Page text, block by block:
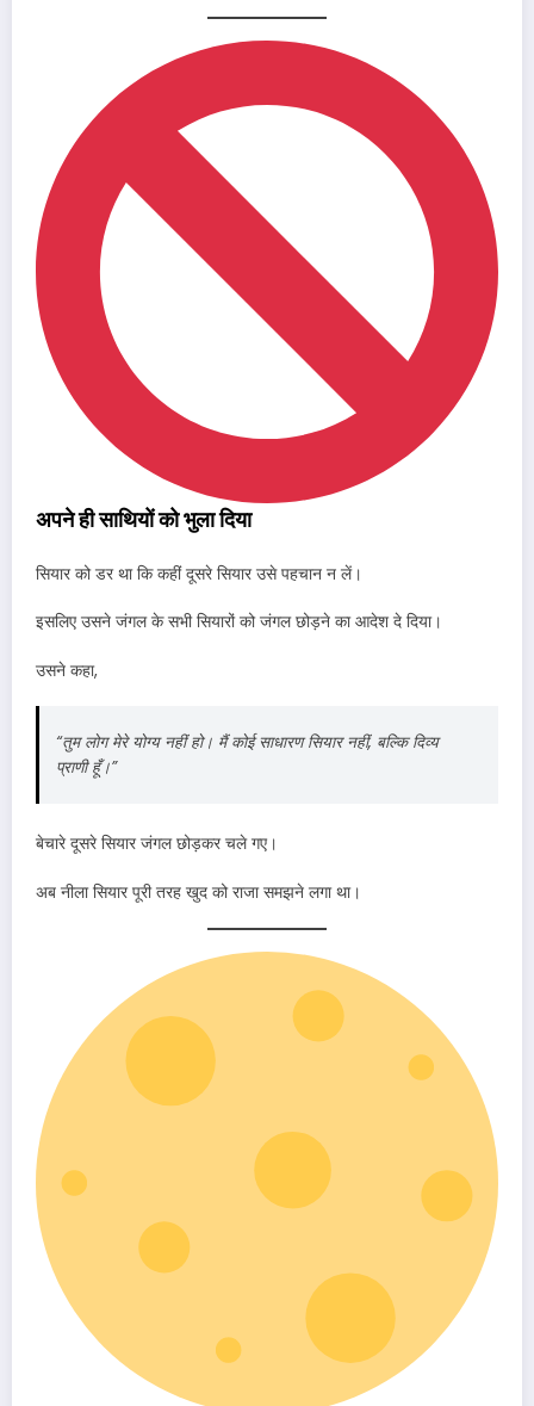
अपने ही साथियों को भुला दिया
सियार को डर था कि कहीं दूसरे सियार उसे पहचान न लें।
इसलिए उसने जंगल के सभी सियारों को जंगल छोड़ने का आदेश दे दिया।
उसने कहा,
“तुम लोग मेरे योग्य नहीं हो। मैं कोई साधारण सियार नहीं, बल्कि दिव्य
प्राणी हूँ।”
बेचारे दूसरे सियार जंगल छोड़कर चले गए।
अब नीला सियार पूरी तरह खुद को राजा समझने लगा था।